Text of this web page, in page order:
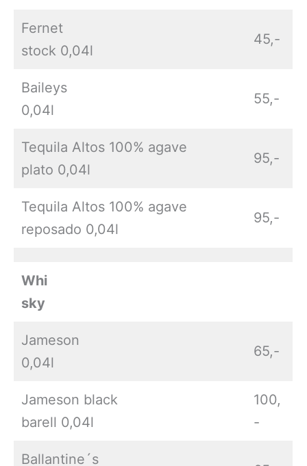
Fernet
stock 0,04l
45,-
Baileys
0,04l
55,-
Tequila Altos 100% agave
plato 0,04l
95,-
Tequila Altos 100% agave
reposado 0,04l
95,-
Whi
sky
Jameson
0,04l
65,-
Jameson black
barell 0,04l
100,
-
Ballantine´s